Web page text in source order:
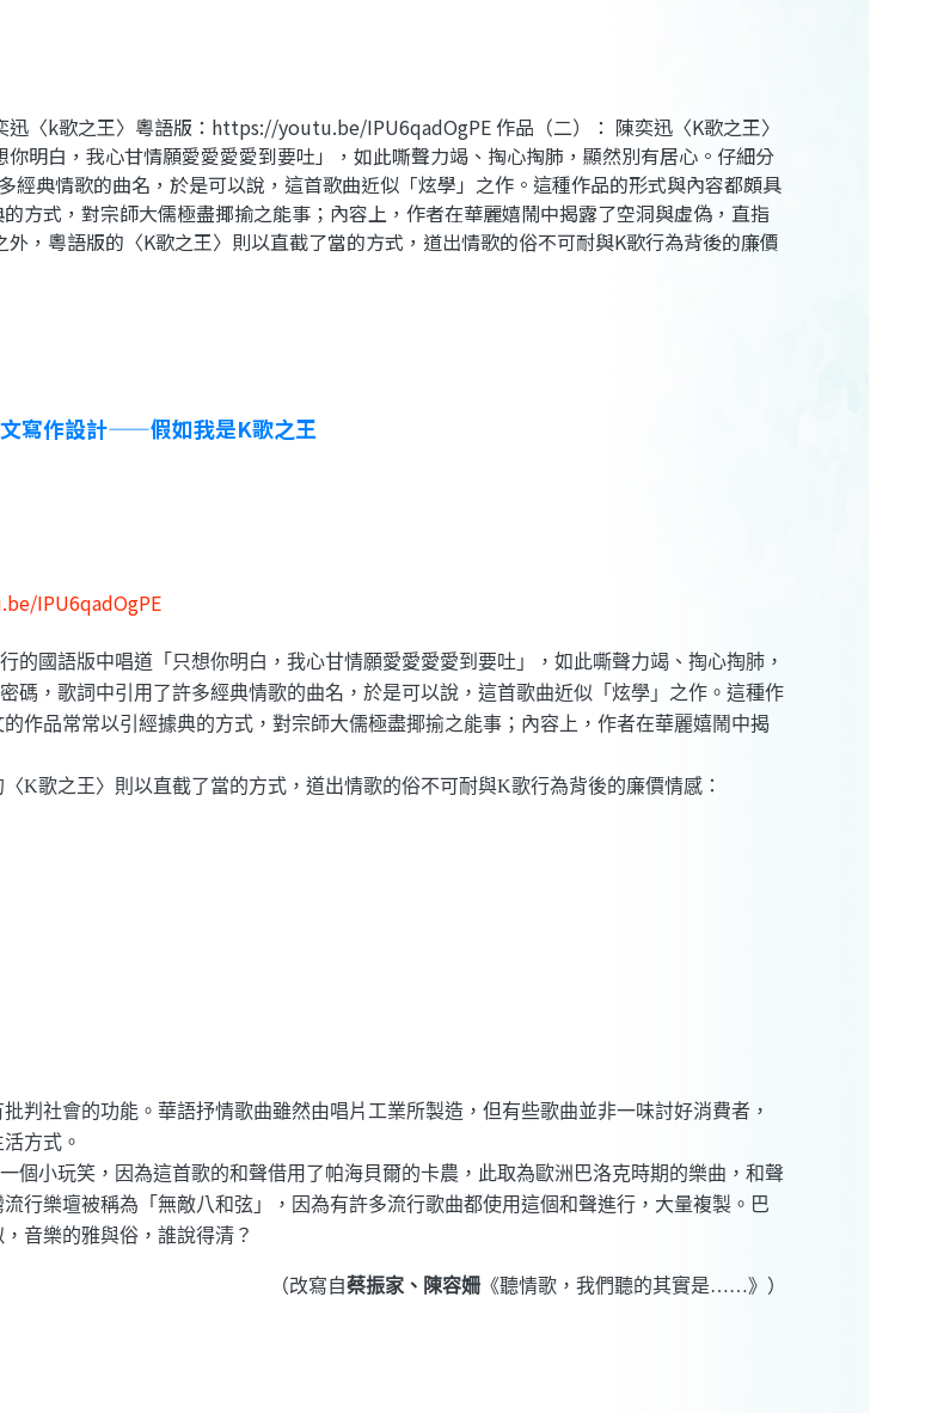
〈k歌之王〉粵語版：https://youtu.be/IPU6qadOgPE 作品（二）： 陳奕迅〈K歌之王〉
明白，我心甘情願愛愛愛愛到要吐」，如此嘶聲力竭、掏心掏肺，顯然別有居心。仔細分
經典情歌的曲名，於是可以說，這首歌曲近似「炫學」之作。這種作品的形式與內容都頗具
方式，對宗師大儒極盡揶揄之能事；內容上，作者在華麗嬉鬧中揭露了空洞與虛偽，直指
，粵語版的〈K歌之王〉則以直截了當的方式，道出情歌的俗不可耐與K歌行為背後的廉價
寫作設計——假如我是K歌之王
IPU6qadOgPE
國語版中唱道「只想你明白，我心甘情願愛愛愛愛到要吐」，如此嘶聲力竭、掏心掏肺，
碼，歌詞中引用了許多經典情歌的曲名，於是可以說，這首歌曲近似「炫學」之作。這種作
作品常常以引經據典的方式，對宗師大儒極盡揶揄之能事；內容上，作者在華麗嬉鬧中揭
歌之王〉則以直截了當的方式，道出情歌的俗不可耐與K歌行為背後的廉價情感：
社會的功能。華語抒情歌曲雖然由唱片工業所製造，但有些歌曲並非一味討好消費者，
方式。
小玩笑，因為這首歌的和聲借用了帕海貝爾的卡農，此取為歐洲巴洛克時期的樂曲，和聲
行樂壇被稱為「無敵八和弦」，因為有許多流行歌曲都使用這個和聲進行，大量複製。巴
音樂的雅與俗，誰說得清？
（改寫自蔡振家、陳容姍《聽情歌，我們聽的其實是……》）